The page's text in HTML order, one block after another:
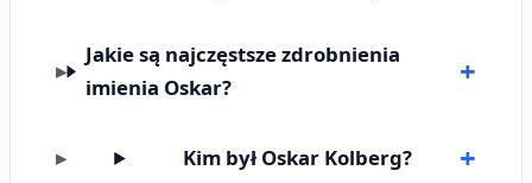
Jakie są najczęstsze zdrobnienia
imienia Oskar?
Kim był Oskar Kolberg?